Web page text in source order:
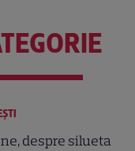
despre silueta